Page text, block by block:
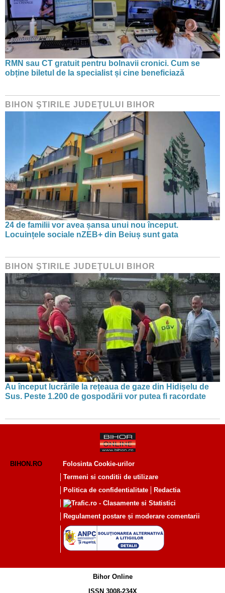
RMN sau CT gratuit pentru bolnavii cronici. Cum se
obține biletul de la specialist și cine beneficiază
BIHON ŞTIRILE JUDEŢULUI BIHOR
24 de familii vor avea șansa unui nou început.
Locuințele sociale nZEB+ din Beiuș sunt gata
BIHON ŞTIRILE JUDEŢULUI BIHOR
Au început lucrările la rețeaua de gaze din Hidișelu de
Sus. Peste 1.200 de gospodării vor putea fi racordate
BIHON.RO
Folosinta Cookie-urilor
Termeni si conditii de utilizare
Politica de confidentialitate
Redactia
Regulament postare și moderare comentarii
Bihor Online
ISSN 3008-234X